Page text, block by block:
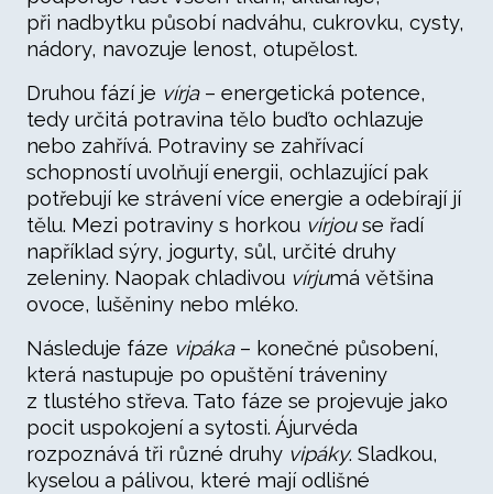
při nadbytku působí nadváhu, cukrovku, cysty,
nádory, navozuje lenost, otupělost.
Druhou fází je vírja – energetická potence,
tedy určitá potravina tělo buďto ochlazuje
nebo zahřívá. Potraviny se zahřívací
schopností uvolňují energii, ochlazující pak
potřebují ke strávení více energie a odebírají jí
tělu. Mezi potraviny s horkou vírjouse řadí
například sýry, jogurty, sůl, určité druhy
zeleniny. Naopak chladivou vírjumá většina
ovoce, lušěniny nebo mléko.
Následuje fáze vipáka – konečné působení,
která nastupuje po opuštění tráveniny
z tlustého střeva. Tato fáze se projevuje jako
pocit uspokojení a sytosti. Ájurvéda
rozpoznává tři různé druhy vipáky. Sladkou,
kyselou a pálivou, které mají odlišné